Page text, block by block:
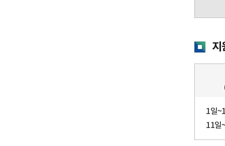
지
1일
11일